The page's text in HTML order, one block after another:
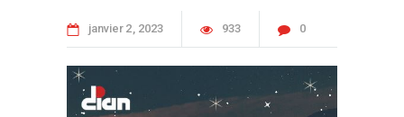
janvier 2 2023 933 0